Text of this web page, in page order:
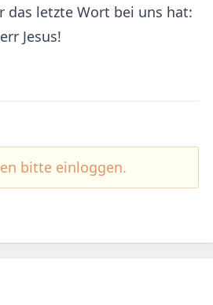
das letzte Wort bei uns hat:
Jesus!
bitte einloggen.